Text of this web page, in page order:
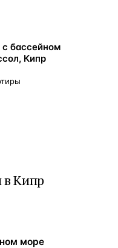
бассейном
Кипр
Кипр
море